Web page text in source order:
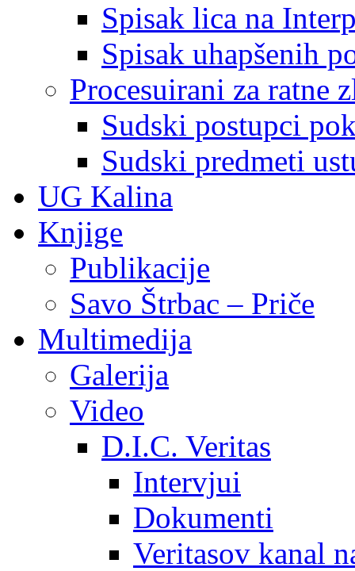
Spisak lica na
Spisak uhapšenih
Procesuirani za ratne
Sudski postupci
Sudski predmeti
UG Kalina
Knjige
Publikacije
Savo Štrbac – Priče
Multimedija
Galerija
Video
D.I.C. Veritas
Intervjui
Dokumenti
Veritasov kanal